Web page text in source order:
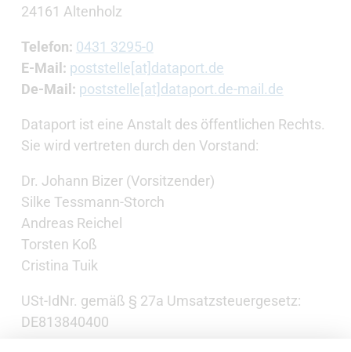
24161 Altenholz
Telefon: 0431 3295-0
E-Mail: poststelle[at]dataport.de
De-Mail: poststelle[at]dataport.de-mail.de
Dataport ist eine Anstalt des öffentlichen Rechts.
Sie wird vertreten durch den Vorstand:
Dr. Johann Bizer (Vorsitzender)
Silke Tessmann-Storch
Andreas Reichel
Torsten Koß
Cristina Tuik
USt-IdNr. gemäß § 27a Umsatzsteuergesetz:
DE813840400